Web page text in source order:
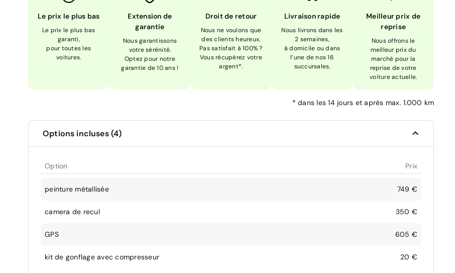
Le prix le plus bas
Le prix le plus bas
garanti,
pour toutes les
voitures.
Extension de
garantie
Nous garantissons
votre sérénité.
Optez pour notre
garantie de 10 ans !
Droit de retour
Nous ne voulons que
des clients heureux.
Pas satisfait à 100% ?
Vous récupérez votre
argent*.
Livraison rapide
Nous livrons dans les
2 semaines,
à domicile ou dans
l’une de nos 16
succursales.
Meilleur prix de
reprise
Nous offrons le
meilleur prix du
marché pour la
reprise de votre
voiture actuelle.
* dans les 14 jours et après max. 1.000 km
Options incluses (4)
Option Prix
peinture métallisée 749 €
camera de recul 350 €
GPS 605 €
kit de gonflage avec compresseur 20 €